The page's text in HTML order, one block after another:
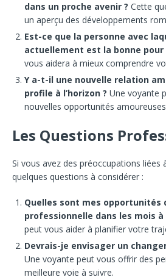
dans un proche avenir ? Cette
un aperçu des développements
Est-ce que la personne avec
actuellement est la bonne pour
vous aidera à mieux comprendre
Y a-t-il une nouvelle relation
profile à l’horizon ? Une voyante
nouvelles opportunités
Les Questions
Si vous avez des préoccupations liées
quelques questions à considérer :
Quelles sont mes opportunités
professionnelle dans les mois à
peut vous aider à planifier votre
Devrais-je envisager un
Une voyante peut vous offrir des
meilleure voie à suivre.